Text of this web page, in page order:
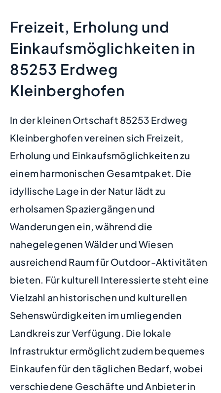
Freizeit, Erholung und
Einkaufsmöglichkeiten in
85253 Erdweg
Kleinberghofen
In der kleinen Ortschaft 85253 Erdweg
Kleinberghofen vereinen sich Freizeit,
Erholung und Einkaufsmöglichkeiten zu
einem harmonischen Gesamtpaket. Die
idyllische Lage in der Natur lädt zu
erholsamen Spaziergängen und
Wanderungen ein, während die
nahegelegenen Wälder und Wiesen
ausreichend Raum für Outdoor-Aktivitäten
bieten. Für kulturell Interessierte steht eine
Vielzahl an historischen und kulturellen
Sehenswürdigkeiten im umliegenden
Landkreis zur Verfügung. Die lokale
Infrastruktur ermöglicht zudem bequemes
Einkaufen für den täglichen Bedarf, wobei
verschiedene Geschäfte und Anbieter in